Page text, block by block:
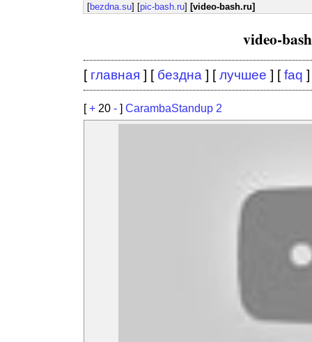
[bezdna.su] [pic-bash.ru] [video-bash.ru]
video-
[ главная ] [ бездна ] [лучшее ] [faq ]
[+ 20 - ] CarambaStandup 2